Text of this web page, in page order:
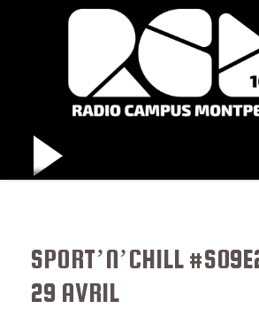
SPORT’N’CHILL
29 AVRIL